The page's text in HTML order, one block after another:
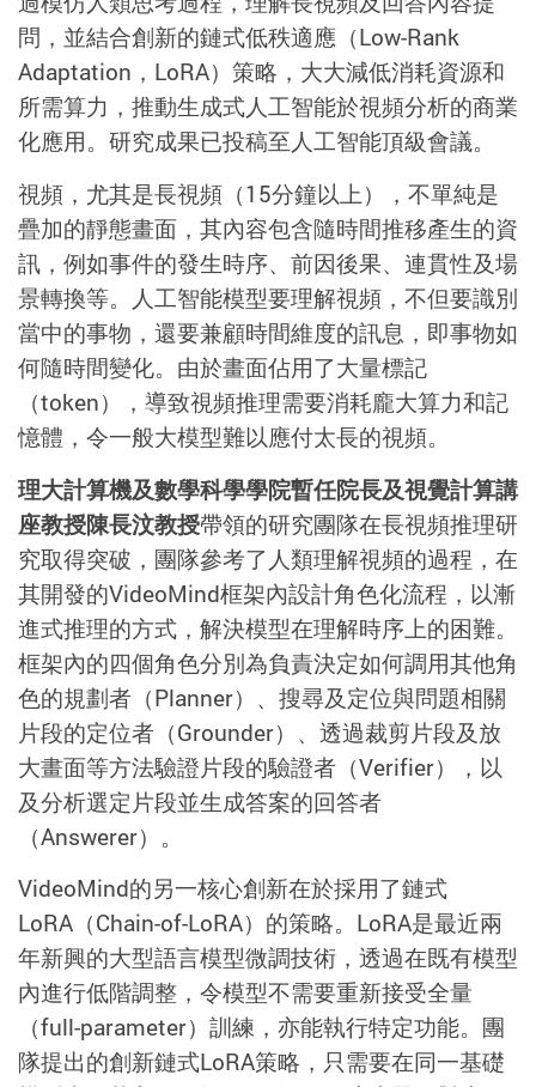
問，並結合創新的鏈式低秩適應（Low-Rank
Adaptation ， LoRA）策略，大大減低消耗資源和
所需算力，推動生成式人工智能於視頻分析的商業
化應用。研究成果已投稿至人工智能頂級會議。
視頻，尤其是長視頻（15分鐘以上），不單純是
疊加的靜態畫面，其內容包含隨時間推移產生的資
訊，例如事件的發生時序、前因後果、連貫性及場
景轉換等。人工智能模型要理解視頻，不但要識別
當中的事物，還要兼顧時間維度的訊息，即事物如
何隨時間變化。由於畫面佔用了大量標記
（token），導致視頻推理需要消耗龐大算力和記
憶體，令一般大模型難以應付太長的視頻。
理大計算機及數學科學學院暫任院長及視覺計算講
座教授陳長汶教授帶領的研究團隊在長視頻推理研
究取得突破，團隊參考了人類理解視頻的過程，在
其開發的VideoMind框架內設計角色化流程，以漸
進式推理的方式，解決模型在理解時序上的困難。
框架內的四個角色分別為負責決定如何調用其他角
色的規劃者（Planner）、搜尋及定位與問題相關
片段的定位者（Grounder）、透過裁剪片段及放
大畫面等方法驗證片段的驗證者（Verifier），以
及分析選定片段並生成答案的回答者
（Answerer）。
VideoMind的另一核心創新在於採用了鏈式
LoRA （Chain-of-LoRA）的策略。 LoRA是最近兩
年新興的大型語言模型微調技術，透過在既有模型
內進行低階調整，令模型不需要重新接受全量
（full-parameter）訓練，亦能執行特定功能。團
隊提出的創新鏈式LoRA策略，只需要在同一基礎